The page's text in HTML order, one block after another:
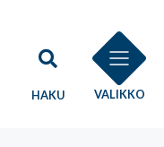
HAKU VALIKKO